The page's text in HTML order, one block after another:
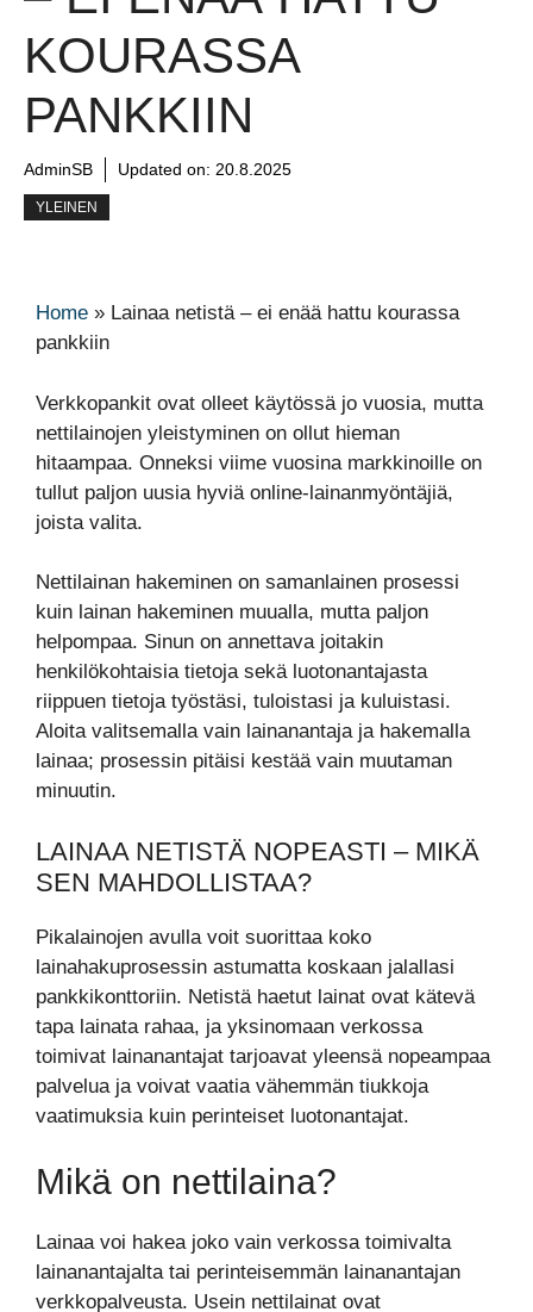
KOURASSA
PANKKIIN
AdminSB Updated on: 20.8.2025
YLEINEN
Home » Lainaa netistä – ei enää hattu kourassa
pankkiin
Verkkopankit ovat olleet käytössä jo vuosia, mutta
nettilainojen yleistyminen on ollut hieman
hitaampaa. Onneksi viime vuosina markkinoille on
tullut paljon uusia hyviä online-lainanmyöntäjiä,
joista valita.
Nettilainan hakeminen on samanlainen prosessi
kuin lainan hakeminen muualla, mutta paljon
helpompaa. Sinun on annettava joitakin
henkilökohtaisia ​​tietoja sekä luotonantajasta
riippuen tietoja työstäsi, tuloistasi ja kuluistasi.
Aloita valitsemalla vain lainanantaja ja hakemalla
lainaa; prosessin pitäisi kestää vain muutaman
minuutin.
LAINAA NETISTÄ NOPEASTI – MIKÄ
SEN MAHDOLLISTAA?
Pikalainojen avulla voit suorittaa koko
lainahakuprosessin astumatta koskaan jalallasi
pankkikonttoriin. Netistä haetut lainat ovat kätevä
tapa lainata rahaa, ja yksinomaan verkossa
toimivat lainanantajat tarjoavat yleensä nopeampaa
palvelua ja voivat vaatia vähemmän tiukkoja
vaatimuksia kuin perinteiset luotonantajat.
Mikä on nettilaina?
Lainaa voi hakea joko vain verkossa toimivalta
lainanantajalta tai perinteisemmän lainanantajan
verkkopalveusta. Usein nettilainat ovat